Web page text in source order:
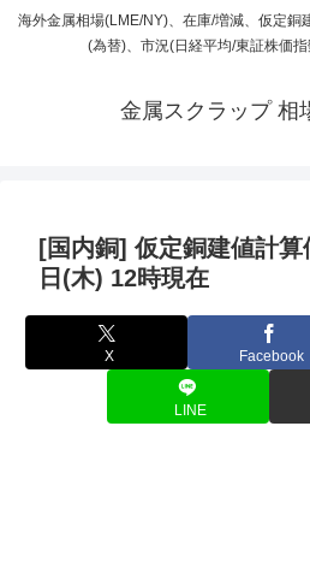
海外金属相場(LME/NY)、在庫/増減、仮定銅
(為替)、市況(日経平均/東証株価
金属スクラップ 相
[国内銅] 仮定銅建値計
日(木) 12時現在
X Facebook
LINE